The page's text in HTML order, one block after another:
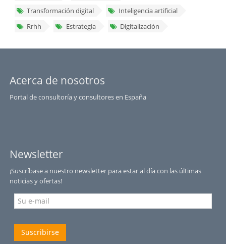
Transformación digital
Inteligencia artificial
Rrhh
Estrategia Digitalización
Acerca de nosotros
Portal de consultoría y consultores en España
Newsletter
¡Suscríbase a nuestro newsletter para estar al día con las últimas
noticias y ofertas!
Suscribirse